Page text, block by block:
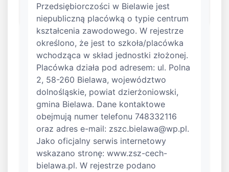
Przedsiębiorczości w Bielawie jest
niepubliczną placówką o typie centrum
kształcenia zawodowego. W rejestrze
określono, że jest to szkoła/placówka
wchodząca w skład jednostki złożonej.
Placówka działa pod adresem: ul. Polna
2, 58-260 Bielawa, województwo
dolnośląskie, powiat dzierżoniowski,
gmina Bielawa. Dane kontaktowe
obejmują numer telefonu 748332116
oraz adres e-mail: zszc.bielawa@wp.pl.
Jako oficjalny serwis internetowy
wskazano stronę: www.zsz-cech-
bielawa.pl. W rejestrze podano